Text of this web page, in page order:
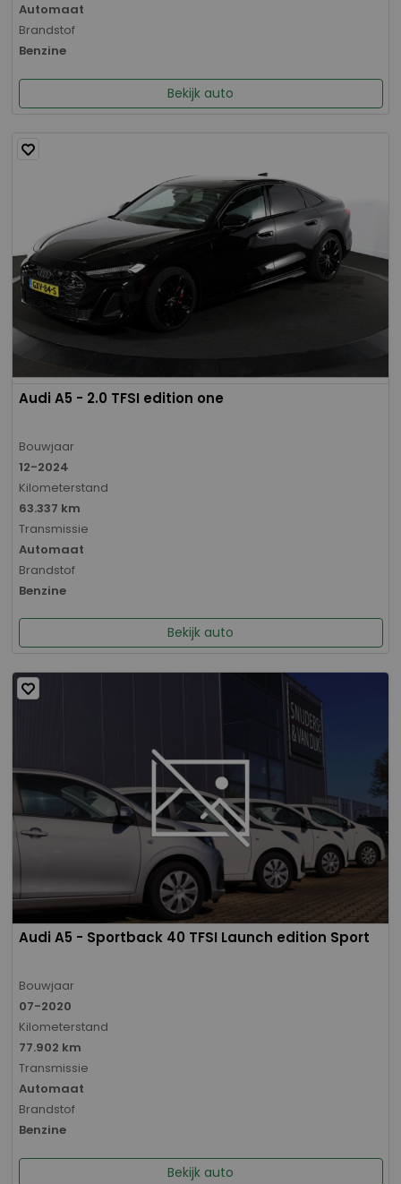
Automaat
Brandstof
Benzine
Bekijk auto
Audi A5 - 2.0 TFSI edition one
Bouwjaar
12-2024
Kilometerstand
63.337 km
Transmissie
Automaat
Brandstof
Benzine
Bekijk auto
Audi A5 - Sportback 40 TFSI Launch edition Sport
Bouwjaar
07-2020
Kilometerstand
77.902 km
Transmissie
Automaat
Brandstof
Benzine
Bekijk auto